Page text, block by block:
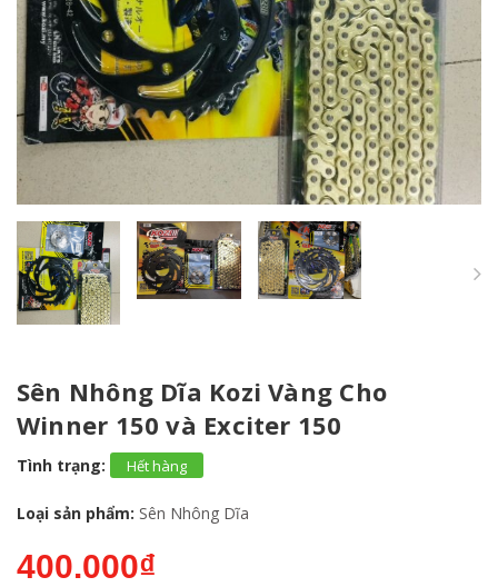
Sên Nhông Dĩa Kozi Vàng Cho
Winner 150 và Exciter 150
Tình trạng: Hết hàng
Loại sản phẩm: Sên Nhông Dĩa
400.000₫